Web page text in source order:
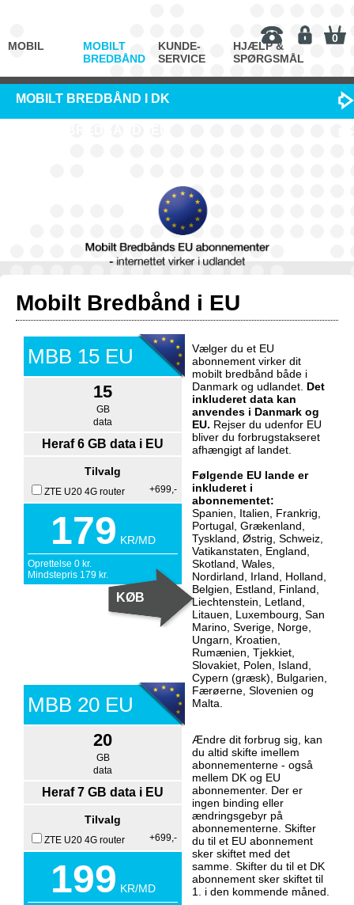
0
MOBIL
MOBILT
BREDBÅND
KUNDE-
SERVICE
HJÆLP &
SPØRGSMÅL
MOBILT BREDBÅND I DK
Mobilt Bredbånd i EU
MBB 15 EU
15
GB
data
Heraf 6 GB data i EU
Tilvalg
+699,-
ZTE U20 4G router
179 KR/MD
Oprettelse 0 kr.
Mindstepris 179 kr.
MBB 20 EU
20
GB
data
Heraf 7 GB data i EU
Tilvalg
+699,-
ZTE U20 4G router
199 KR/MD
Vælger du et EU
abonnement virker dit
mobilt bredbånd både i
Danmark og udlandet. Det
inkluderet data kan
anvendes i Danmark og
EU. Rejser du udenfor EU
bliver du forbrugstakseret
afhængigt af landet.
Følgende EU lande er
inkluderet i
abonnementet:
Spanien, Italien, Frankrig,
Portugal, Grækenland,
Tyskland, Østrig, Schweiz,
Vatikanstaten, England,
Skotland, Wales,
Nordirland, Irland, Holland,
Belgien, Estland, Finland,
Liechtenstein, Letland,
Litauen, Luxembourg, San
Marino, Sverige, Norge,
Ungarn, Kroatien,
Rumænien, Tjekkiet,
Slovakiet, Polen, Island,
Cypern (græsk), Bulgarien,
Færøerne, Slovenien og
Malta.
Ændre dit forbrug sig, kan
du altid skifte imellem
abonnementerne - også
mellem DK og EU
abonnementer. Der er
ingen binding eller
ændringsgebyr på
abonnementerne. Skifter
du til et EU abonnement
sker skiftet med det
samme. Skifter du til et DK
abonnement sker skiftet til
1. i den kommende måned.